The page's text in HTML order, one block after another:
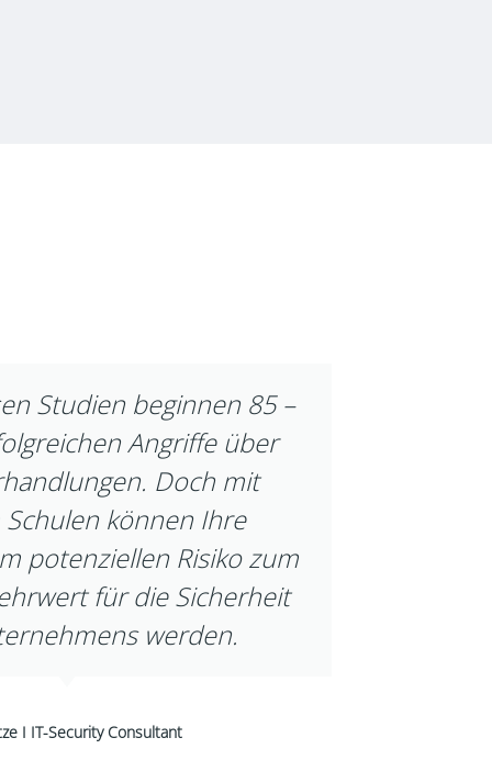
Studien beginnen 85 –
Angriffe über
Doch mit
können Ihre
potenziellen Risiko zum
für die Sicherheit
werden.
I IT-Security Consultant